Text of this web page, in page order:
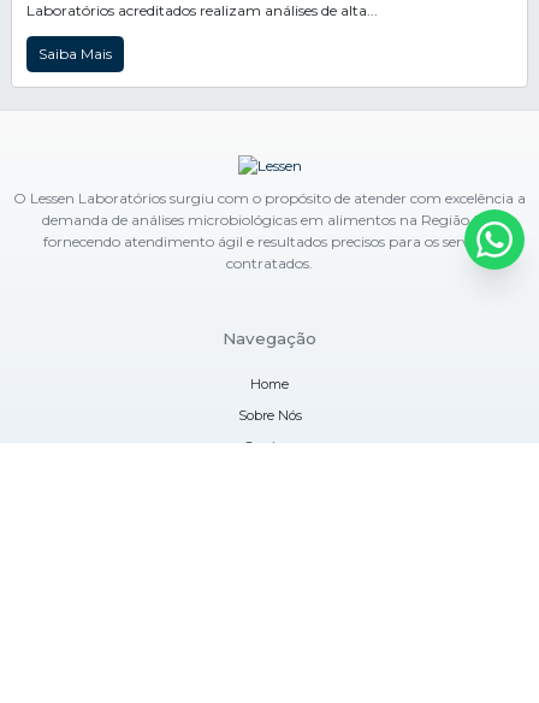
Laboratórios acreditados realizam análises de alta...
Saiba Mais
O Lessen Laboratórios surgiu com o propósito de atender com excelência a
demanda de análises microbiológicas em alimentos na Região Sul,
fornecendo atendimento ágil e resultados precisos para os serviços
contratados.
Navegação
Home
Sobre Nós
Serviços